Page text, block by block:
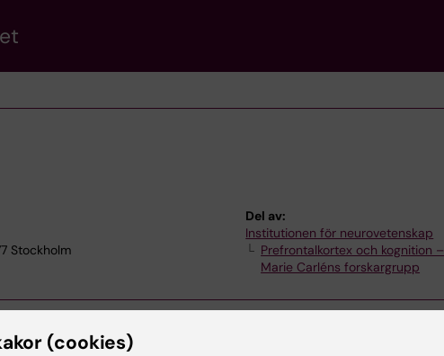
Stockholm
Del av:
Institutionen för neurovetenskap
Prefrontalkortex och kognition –
Marie Carléns forskargrupp
(cookies)